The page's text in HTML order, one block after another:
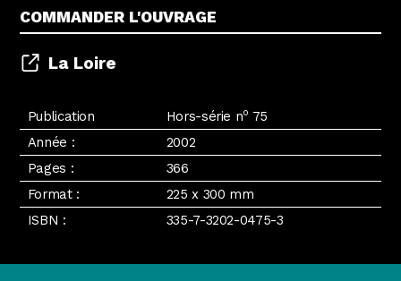
COMMANDER L'OUVRAGE
La Loire
Publication Hors-série no 75
Année :
2002
Pages :
366
Format :
225 x 300 mm
ISBN :
335-7-3202-0475-3